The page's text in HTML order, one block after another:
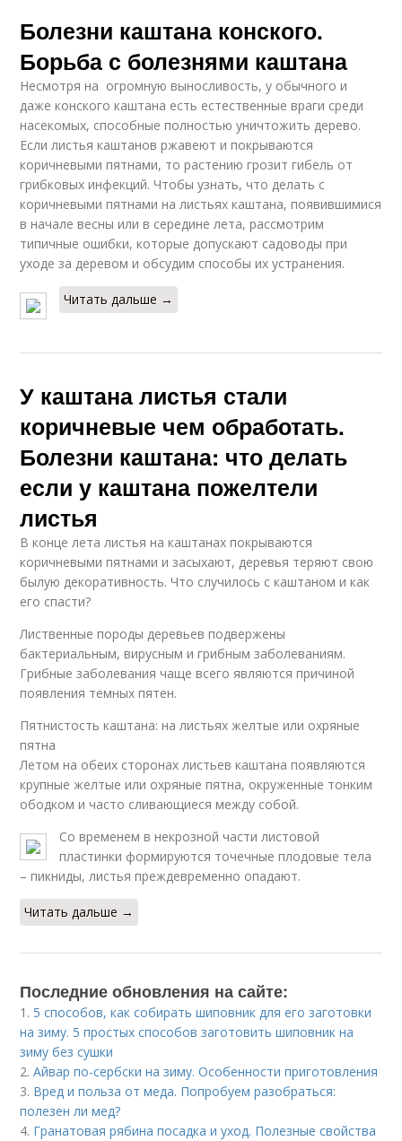
Болезни каштана конского.
Борьба с болезнями каштана
Несмотря на огромную выносливость, у обычного и
даже конского каштана есть естественные враги среди
насекомых, способные полностью уничтожить дерево.
Если листья каштанов ржавеют и покрываются
коричневыми пятнами, то растению грозит гибель от
грибковых инфекций. Чтобы узнать, что делать с
коричневыми пятнами на листьях каштана, появившимися
в начале весны или в середине лета, рассмотрим
типичные ошибки, которые допускают садоводы при
уходе за деревом и обсудим способы их устранения.
Читать дальше →
У каштана листья стали
коричневые чем обработать.
Болезни каштана: что делать
если у каштана пожелтели
листья
В конце лета листья на каштанах покрываются
коричневыми пятнами и засыхают, деревья теряют свою
былую декоративность. Что случилось с каштаном и как
его спасти?
Лиственные породы деревьев подвержены
бактериальным, вирусным и грибным заболеваниям.
Грибные заболевания чаще всего являются причиной
появления темных пятен.
Пятнистость каштана: на листьях желтые или охряные
пятна
Летом на обеих сторонах листьев каштана появляются
крупные желтые или охряные пятна, окруженные тонким
ободком и часто сливающиеся между собой.
Со временем в некрозной части листовой
пластинки формируются точечные плодовые тела
– пикниды, листья преждевременно опадают.
Читать дальше →
Последние обновления на сайте:
1. 5 способов, как собирать шиповник для его заготовки
на зиму. 5 простых способов заготовить шиповник на
зиму без сушки
2.Айвар по-сербски на зиму. Особенности приготовления
3. Вред и польза от меда. Попробуем разобраться:
полезен ли мед?
4. Гранатовая рябина посадка и уход. Полезные свойства